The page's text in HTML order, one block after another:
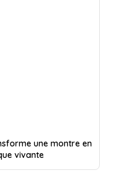
une montre en
vivante